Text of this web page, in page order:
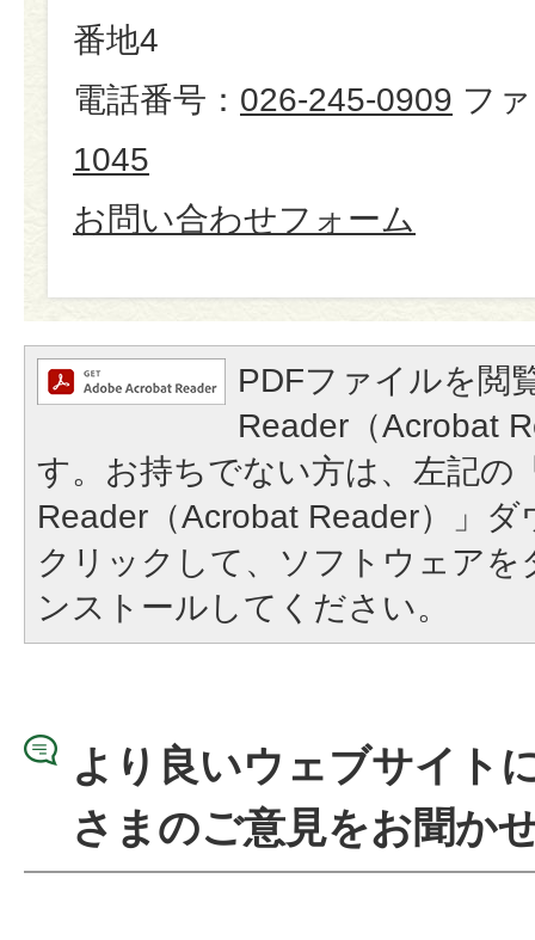
番地4
電話番号： 026-245-0909 フ
1045
お問い合わせフォーム
PDFファイルを閲
Reader（Acrobat
す。お持ちでない方は、左記の
Reader（Acrobat Reader）」
クリックして、ソフトウェア
ンストールしてください。
より良いウェブサイト
さまのご意見をお聞か